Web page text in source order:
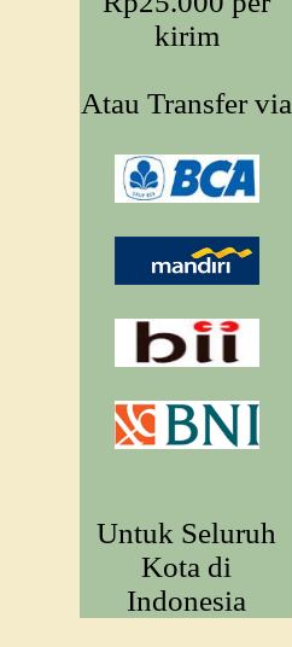
kirim
Atau Transfer via
Untuk Seluruh
Kota di
Indonesia